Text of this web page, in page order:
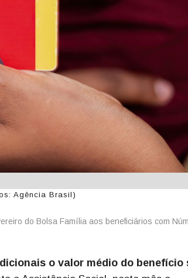
Agência Brasil)
do Bolsa Família aos beneficiários com
o valor médio do benefício